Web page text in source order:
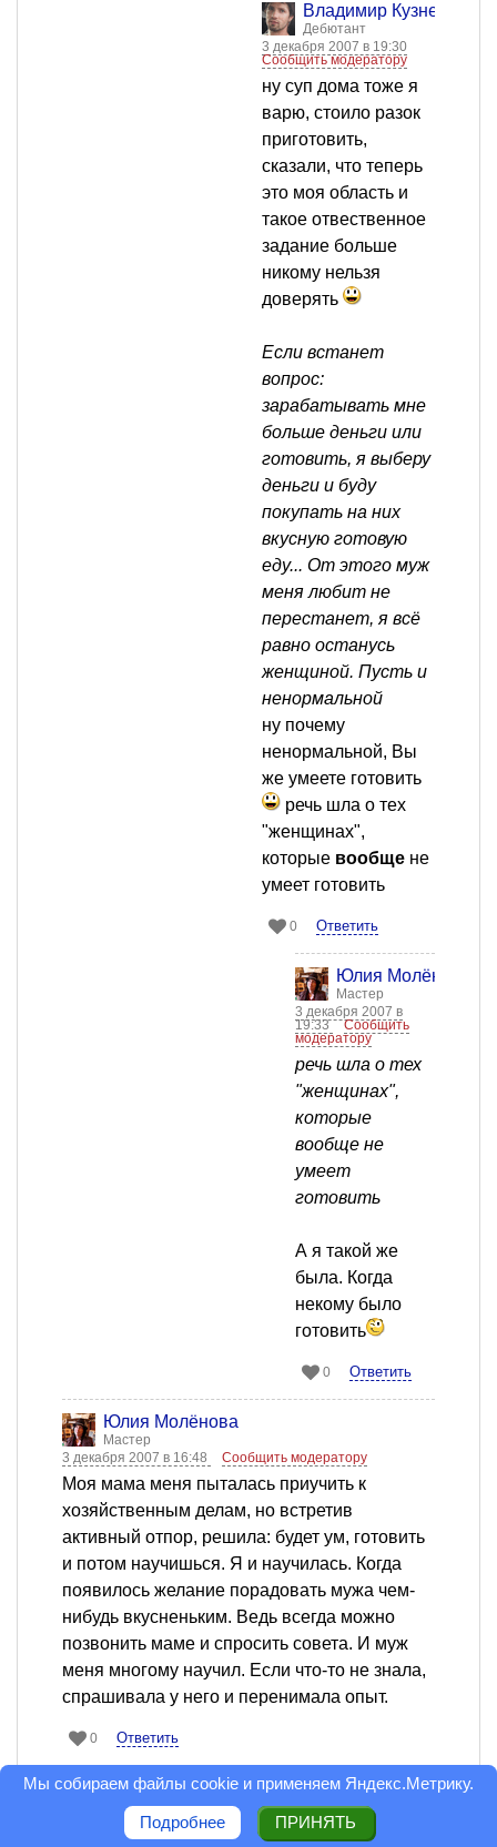
Владимир Кузнецов
Дебютант
3 декабря 2007 в 19:30
Сообщить модератору
ну суп дома тоже я
варю, стоило разок
приготовить,
сказали, что теперь
это моя область и
такое отвественное
задание больше
никому нельзя
доверять
Если встанет
вопрос:
зарабатывать мне
больше деньги или
готовить, я выберу
деньги и буду
покупать на них
вкусную готовую
еду... От этого муж
меня любит не
перестанет, я всё
равно останусь
женщиной. Пусть и
ненормальной
ну почему
ненормальной, Вы
же умеете готовить
речь шла о тех
"женщинах",
которые вообще не
умеет готовить
0 Ответить
Юлия Молёнова
Мастер
3 декабря 2007 в
19:33
Сообщить
модератору
речь шла о тех
"женщинах",
которые
вообще не
умеет
готовить
А я такой же
была. Когда
некому было
готовить
0 Ответить
Юлия Молёнова
Мастер
3 декабря 2007 в 16:48
Сообщить модератору
Моя мама меня пыталась приучить к
хозяйственным делам, но встретив
активный отпор, решила: будет ум, готовить
и потом научишься. Я и научилась. Когда
появилось желание порадовать мужа чем-
нибудь вкусненьким. Ведь всегда можно
позвонить маме и спросить совета. И муж
меня многому научил. Если что-то не знала,
спрашивала у него и перенимала опыт.
0 Ответить
Елена Чувашева
Дебютант
3 декабря 2007 в 16:03
Сообщить модератору
Мы собираем файлы cookie и применяем Яндекс.Метрику.
Подробнее ПРИНЯТЬ